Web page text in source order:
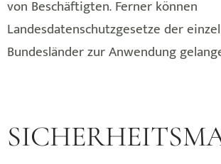
von Beschäftigten. Ferner können
Landesdatenschutzgesetze der
Bundesländer zur Anwendung